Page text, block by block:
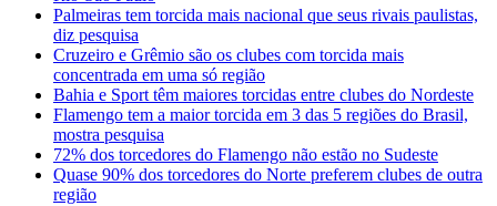
Palmeiras tem torcida mais nacional que seus rivais paulistas,
diz pesquisa
Cruzeiro e Grêmio são os clubes com torcida mais
concentrada em uma só região
Bahia e Sport têm maiores torcidas entre clubes do Nordeste
Flamengo tem a maior torcida em 3 das 5 regiões do Brasil,
mostra pesquisa
72% dos torcedores do Flamengo não estão no Sudeste
Quase 90% dos torcedores do Norte preferem clubes de outra
região